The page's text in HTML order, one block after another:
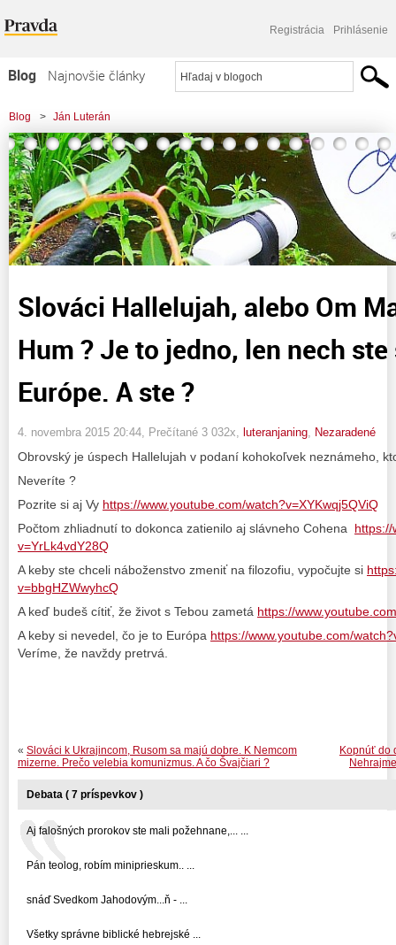
Registrácia Prihlásenie
Blog
Najnovšie články
Najčítanejšie články
Najkomentovanejšie články
Zoznam blogov
Komerčné blogy
Blog > Ján Luterán
> Slováci Hallelujah, alebo Om Mani Padme Hum ? Je to jedno, len nech ste
šťastní v Európe. A ste
Slováci Hallelujah, alebo Om
Hum ? Je to jedno, len nech
Európe. A ste ?
4. novembra 2015 20:44 , Prečítané 3 032x, luteranjaning Nezaradené
Obrovský je úspech Hallelujah v podaní kohokoľvek neznámeho,
Neveríte ?
Pozrite si aj Vy https://www.youtube.com/watch?v=XYKwqj5QViQ
Počtom zhliadnutí to dokonca zatienilo aj slávneho Cohena https://
v=YrLk4vdY28Q
A keby ste chceli náboženstvo zmeniť na filozofiu, vypočujte si
v=bbgHZWwyhcQ
A keď budeš cítiť, že život s Tebou zametá https://
A keby si nevedel, čo je to Európa https://www.youtube.com/
Veríme, že navždy pretrvá.
Kopnúť do
« Slováci k Ukrajincom, Rusom sa majú dobre. K Nemcom
mizerne. Prečo velebia komunizmus. A čo Švajčiari ?
Debata ( 7 príspevkov )
Aj falošných prorokov ste mali požehnane,... ...
Pán teolog, robím miniprieskum.. ...
snáď Svedkom Jahodovým...ň - ...
Všetky správne biblické hebrejské ...